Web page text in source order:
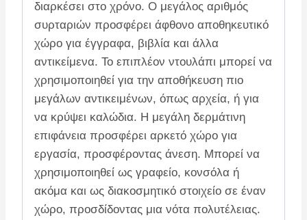
διαρκέσει στο χρόνο. Ο μεγάλος αριθμός
συρταριών προσφέρει άφθονο αποθηκευτικό
χώρο για έγγραφα, βιβλία και άλλα
αντικείμενα. Το επιπλέον ντουλάπι μπορεί να
χρησιμοποιηθεί για την αποθήκευση πιο
μεγάλων αντικειμένων, όπως αρχεία, ή για
να κρύψει καλώδια. Η μεγάλη δερμάτινη
επιφάνεια προσφέρει αρκετό χώρο για
εργασία, προσφέροντας άνεση. Μπορεί να
χρησιμοποιηθεί ως γραφείο, κονσόλα ή
ακόμα και ως διακοσμητικό στοιχείο σε έναν
χώρο, προσδίδοντας μια νότα πολυτέλειας.